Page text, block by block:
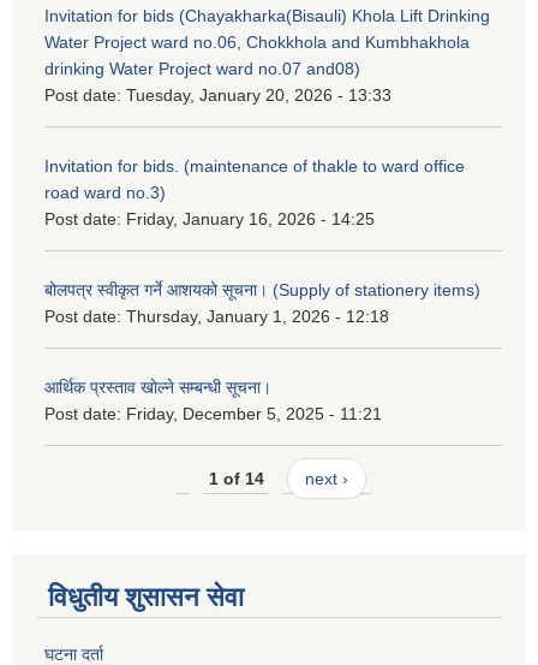
Invitation for bids (Chayakharka(Bisauli) Khola Lift Drinking
Water Project ward no.06, Chokkhola and Kumbhakhola
drinking Water Project ward no.07 and08)
Post date: Tuesday, January 20, 2026 - 13:33
Invitation for bids. (maintenance of thakle to ward office
road ward no.3)
Post date: Friday, January 16, 2026 - 14:25
बोलपत्र स्वीकृत गर्ने आशयको सूचना। (Supply of stationery items)
Post date: Thursday, January 1, 2026 - 12:18
आर्थिक प्रस्ताव खोल्ने सम्बन्धी सूचना।
Post date: Friday, December 5, 2025 - 11:21
1 of 14 next ›
विधुतीय शुसासन सेवा
घटना दर्ता